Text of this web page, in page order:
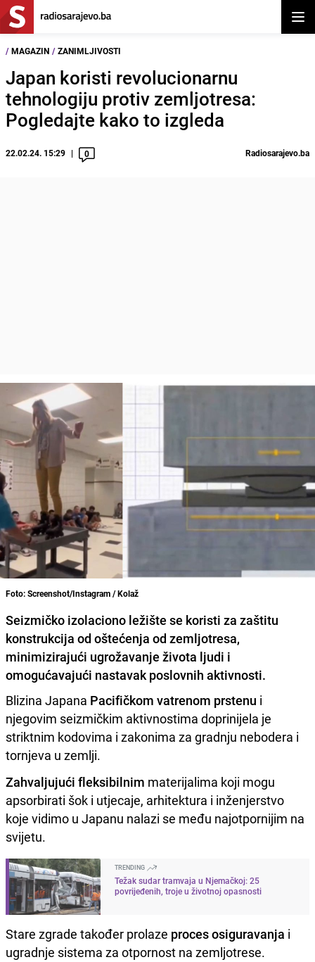
/ MAGAZIN / ZANIMLJIVOSTI
Japan koristi revolucionarnu
tehnologiju protiv zemljotresa:
Pogledajte kako to izgleda
22.02.24. 15:29 0 Radiosarajevo.ba
Foto: Screenshot/Instagram / Kolaž
Seizmičko izolaciono ležište se koristi za zaštitu
konstrukcija od oštećenja od zemljotresa,
minimizirajući ugrožavanje života ljudi i
omogućavajući nastavak poslovnih aktivnosti.
Blizina Japana Pacifičkom vatrenom prstenu i
njegovim seizmičkim aktivnostima doprinijela je
striktnim kodovima i zakonima za gradnju nebodera i
tornjeva u zemlji.
Zahvaljujući fleksibilnim materijalima koji mogu
apsorbirati šok i utjecaje, arhitektura i inženjerstvo
koje vidimo u Japanu nalazi se među najotpornijim na
svijetu.
TRENDING
Težak sudar tramvaja u Njemačkoj: 25
povrijeđenih, troje u životnoj opasnosti
Stare zgrade također prolaze proces osiguravanja i
ugradnje sistema za otpornost na zemljotrese.